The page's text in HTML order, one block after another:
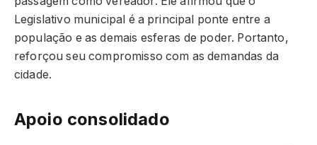
Legislativo municipal é a principal ponte entre a
população e as demais esferas de poder. Portanto,
reforçou seu compromisso com as demandas da
cidade.
Apoio consolidado